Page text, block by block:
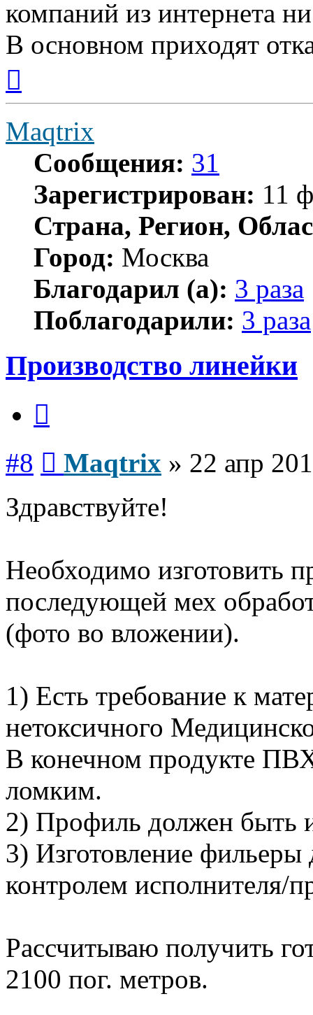
компаний из интернета
В основном приходят
началу
Maqtrix
Сообщения: 31
Зарегистрирован: 11
Страна, Регион,
Город: Москва
Благодарил (а): 3 раза
Поблагодарили: 3 раза
Производство линейки
#8 Maqtrix » 22 апр
Здравствуйте!
Необходимо изготовить
последующей мех
(фото во вложении).
1) Есть требование к
нетоксичного
В конечном продукте
ломким.
2) Профиль должен быть
3) Изготовление
контролем исполнителя/
Рассчитываю получить
2100 пог. метров.